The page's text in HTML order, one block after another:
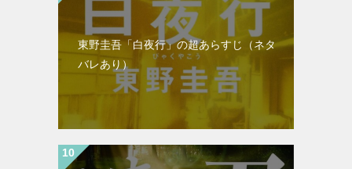
東野圭吾「白夜行」の超あらすじ（ネタ
バレあり）